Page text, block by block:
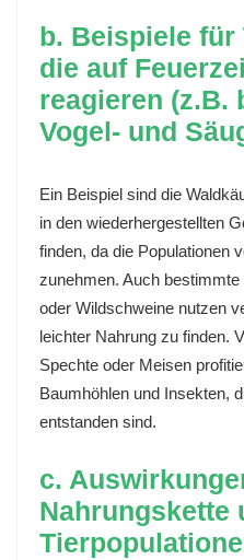
b. Beispiele für
die auf
reagieren (z.B.
Vogel- und
Ein Beispiel sind die
in den wiederhergestellten
finden, da die Populationen
zunehmen. Auch
oder Wildschweine nutzen
leichter Nahrung zu finden.
Spechte oder Meisen
Baumhöhlen und Insekten,
entstanden sind.
c.
Nahrungskette